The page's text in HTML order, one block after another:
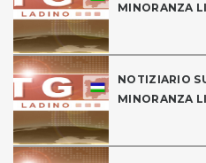
MINORANZA
NOTIZIARIO
MINORANZA